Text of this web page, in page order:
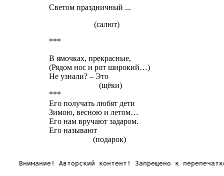
Светом праздничный ...
(салют)
***
В ямочках, прекрасные,
(Рядом нос и рот широкий…)
Не узнали? – Это
(щёки)
***
Его получать любят дети
Зимою, весною и летом…
Его нам вручают задаром.
Его называют
(подарок)
Внимание! Авторский контент! Запрещено к